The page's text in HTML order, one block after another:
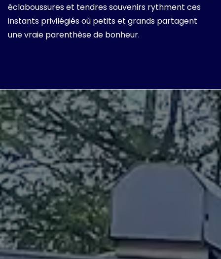
éclaboussures et tendres souvenirs rythment ces
instants privilégiés où petits et grands partagent
une vraie parenthèse de bonheur.